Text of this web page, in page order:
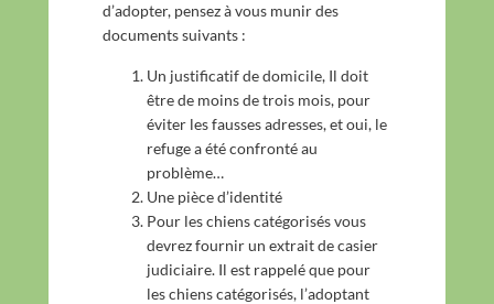
d’adopter, pensez à vous munir des
documents suivants :
Un justificatif de domicile, Il doit
être de moins de trois mois, pour
éviter les fausses adresses, et oui, le
refuge a été confronté au
problème…
Une pièce d’identité
Pour les chiens catégorisés vous
devrez fournir un extrait de casier
judiciaire. Il est rappelé que pour
les chiens catégorisés, l’adoptant